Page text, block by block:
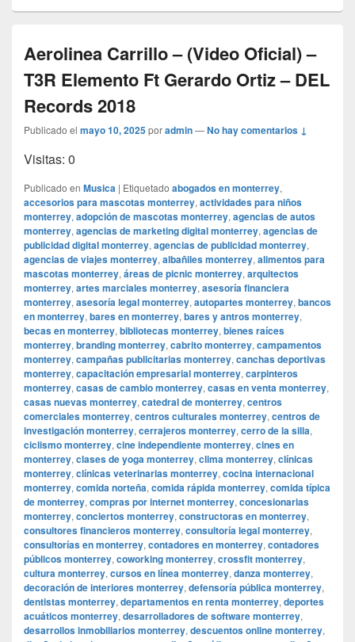
Aerolinea Carrillo – (Video Oficial) –
T3R Elemento Ft Gerardo Ortiz – DEL
Records 2018
Publicado el mayo 10, 2025poradmin—No hay comentarios ↓
Visitas: 0
Publicado en Musica | Etiquetado abogados en monterrey,
accesorios para mascotas monterrey, actividades para niños
monterrey, adopción de mascotas monterrey, agencias de autos
monterrey, agencias de marketing digital monterrey, agencias de
publicidad digital monterrey, agencias de publicidad monterrey,
agencias de viajes monterrey, albañiles monterrey, alimentos para
mascotas monterrey, áreas de picnic monterrey, arquitectos
monterrey, artes marciales monterrey, asesoría financiera
monterrey, asesoría legal monterrey, autopartes monterrey, bancos
en monterrey, bares en monterrey, bares y antros monterrey,
becas en monterrey, bibliotecas monterrey, bienes raíces
monterrey, branding monterrey, cabrito monterrey, campamentos
monterrey, campañas publicitarias monterrey, canchas deportivas
monterrey, capacitación empresarial monterrey, carpinteros
monterrey, casas de cambio monterrey, casas en venta monterrey,
casas nuevas monterrey, catedral de monterrey, centros
comerciales monterrey, centros culturales monterrey, centros de
investigación monterrey, cerrajeros monterrey, cerro de la silla,
ciclismo monterrey, cine independiente monterrey, cines en
monterrey, clases de yoga monterrey, clima monterrey, clínicas
monterrey, clínicas veterinarias monterrey, cocina internacional
monterrey, comida norteña, comida rápida monterrey, comida típica
de monterrey, compras por internet monterrey, concesionarias
monterrey, conciertos monterrey, constructoras en monterrey,
consultores financieros monterrey, consultoría legal monterrey,
consultorías en monterrey, contadores en monterrey, contadores
públicos monterrey, coworking monterrey, crossfit monterrey,
cultura monterrey, cursos en línea monterrey, danza monterrey,
decoración de interiores monterrey, defensoría pública monterrey,
dentistas monterrey, departamentos en renta monterrey, deportes
acuáticos monterrey, desarrolladores de software monterrey,
desarrollos inmobiliarios monterrey, descuentos online monterrey,